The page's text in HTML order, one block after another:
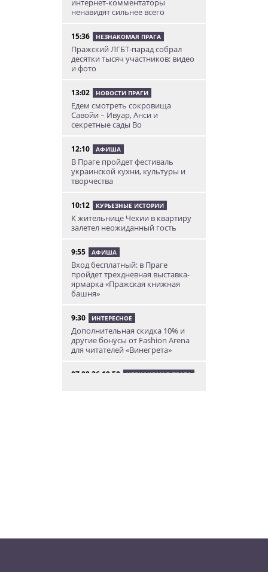
интернет-комментаторы
ненавидят сильнее всего
15:36 НЕЗНАКОМАЯ ПРАГА
Пражский ЛГБТ-парад собрал
десятки тысяч участников: видео
и фото
13:02 НОВОСТИ ПРАГИ
Едем смотреть сокровища
Савойи – Ивуар, Анси и
секретные сады Во
12:10 АФИША
В Праге пройдет фестиваль
украинской кухни, культуры и
творчества
10:12 КУРЬЕЗНЫЕ ИСТОРИИ
К жительнице Чехии в квартиру
залетел неожиданный гость
9:55 АФИША
Вход бесплатный: в Праге
пройдет трехдневная выставка-
ярмарка «Пражская книжная
башня»
9:30 ИНТЕРЕСНОЕ
Дополнительная скидка 10% и
другие бонусы от Fashion Arena
для читателей «Винегрета»
07.08.26 19:50 НЕЗНАКОМАЯ ПРАГА